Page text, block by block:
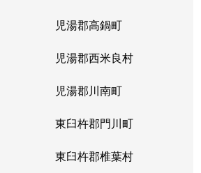
児湯郡高鍋町
児湯郡西米良村
児湯郡川南町
東臼杵郡門川町
東臼杵郡椎葉村